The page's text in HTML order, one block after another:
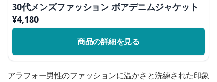
30代メンズファッション ボアデニムジャケット
¥4,180
商品の詳細を見る
アラフォー男性のファッションに温かさと洗練された印象